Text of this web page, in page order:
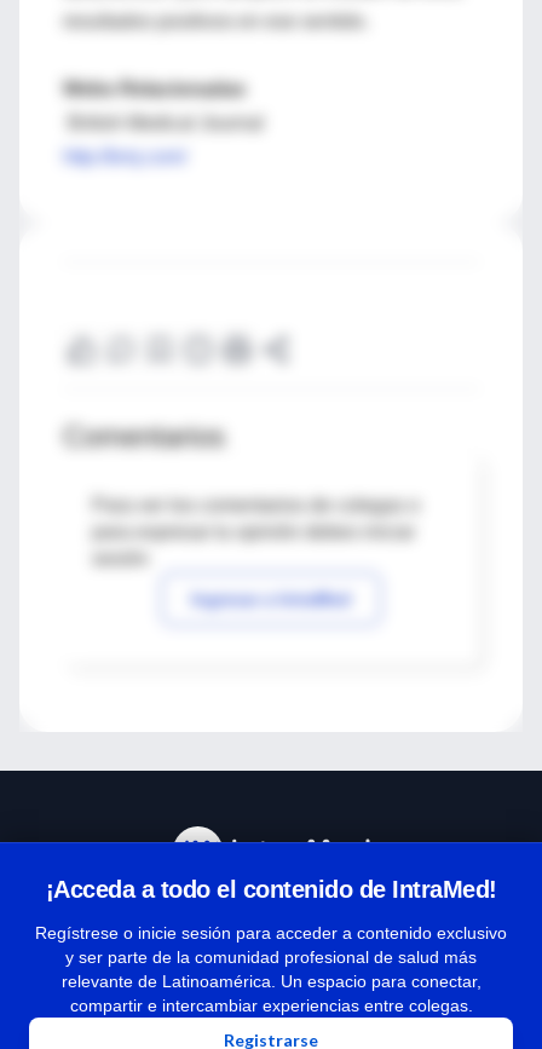
Webs Relacionadas
Comentarios
Para ver los comentarios de colegas o
Ingresar a IntraMed
¡Acceda a todo el contenido de IntraMed!
Regístrese o inicie sesión para acceder a contenido exclusivo
y ser parte de la comunidad profesional de salud más
relevante de Latinoamérica. Un espacio para conectar,
compartir e intercambiar experiencias entre colegas.
Registrarse
Términos y condiciones
| Políticas de privacidad
| Todos los derechos reservados | Copyright 1997-2026